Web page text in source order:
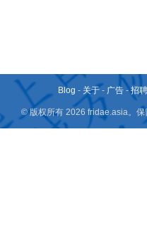
Blog - 关于 - 广告 -招
© 版权所有 2026 fridae.asia。